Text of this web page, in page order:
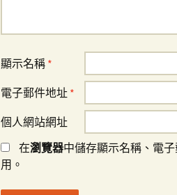
顯示名稱 *
電子郵件地址 *
個人網站網址
在瀏覽器中儲存顯示名稱、電
用。